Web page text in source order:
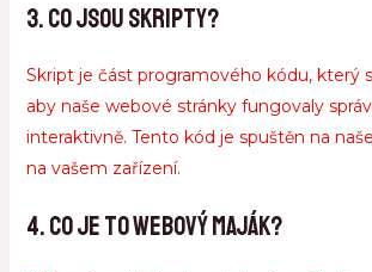
3. Co jsou skripty?
Skript je část programového kódu, který
aby naše webové stránky fungovaly
interaktivně. Tento kód je spuštěn na
na vašem zařízení.
4. Co je to webový maják?